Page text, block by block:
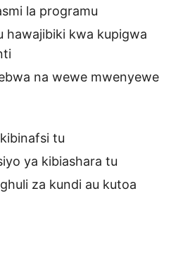
la programu
kwa kupigwa
na wewe mwenyewe
tu
ya kibiashara tu
za kundi au kutoa